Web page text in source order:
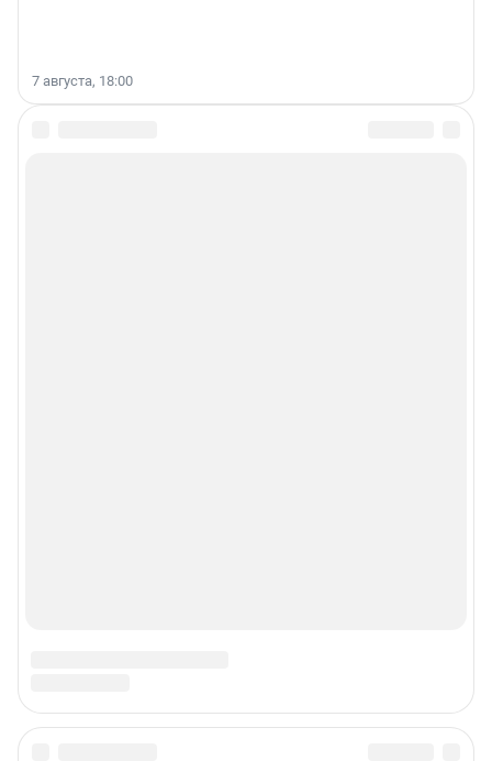
7 августа, 18:00